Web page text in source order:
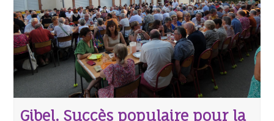
Gibel. Succès populaire pour la